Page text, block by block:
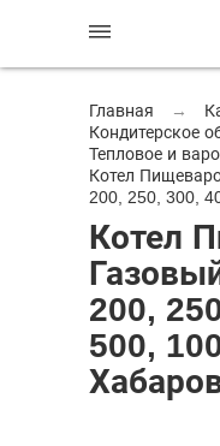
Главная →
Кондитерское
Тепловое и
Котел
200, 250, 300,
Котел
200,
500,